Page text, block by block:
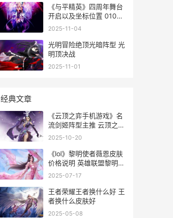
《与平精英》四周年舞台
开启以及坐标位置 0104
和平精英
2025-11-04
光明冒险绝顶光暗阵型 光
明顶决战
2025-11-01
经典文章
《云顶之弈手机游戏》名
流剑姬阵型主推 云顶之弈
手机上怎么玩
2025-10-20
《lol》黎明使者薇恩皮肤
价格说明 英雄联盟黎明使
者
2025-07-17
王者荣耀王者换什么好 王
者换什么皮肤好
2025-05-08